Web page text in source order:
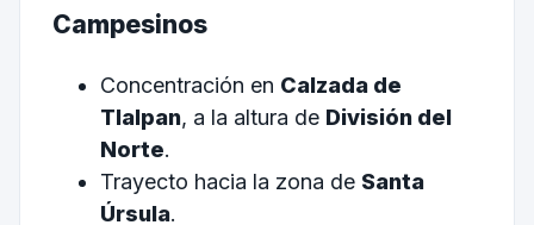
Campesinos
Concentración en Calzada de
Tlalpan, a la altura de División del
Norte.
Trayecto hacia la zona de Santa
Úrsula.